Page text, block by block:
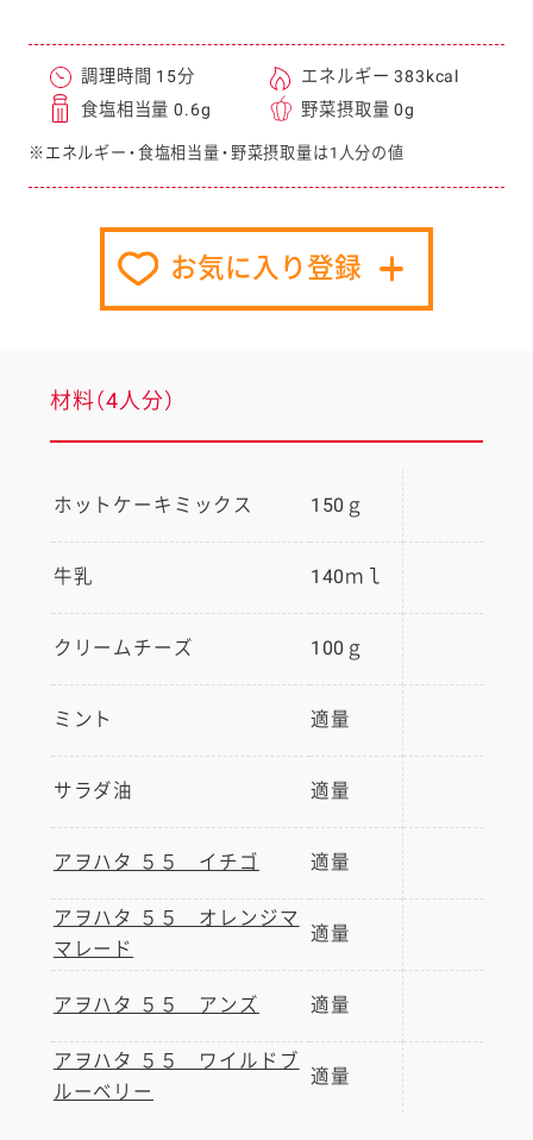
調理時間 15分
エネルギー 383kcal
食塩相当量 0.6g
野菜摂取量 0g
※エネルギー・食塩相当量・野菜摂取量は1人分の値
お気に入り登録
材料（4人分）
ホットケーキミックス 150ｇ
牛乳 140ｍｌ
クリームチーズ 100ｇ
ミント 適量
サラダ油 適量
アヲハタ ５５ イチゴ 適量
アヲハタ ５５ オレンジマ
マレード
適量
アヲハタ ５５ アンズ 適量
アヲハタ ５５ ワイルドブ
ルーベリー
適量